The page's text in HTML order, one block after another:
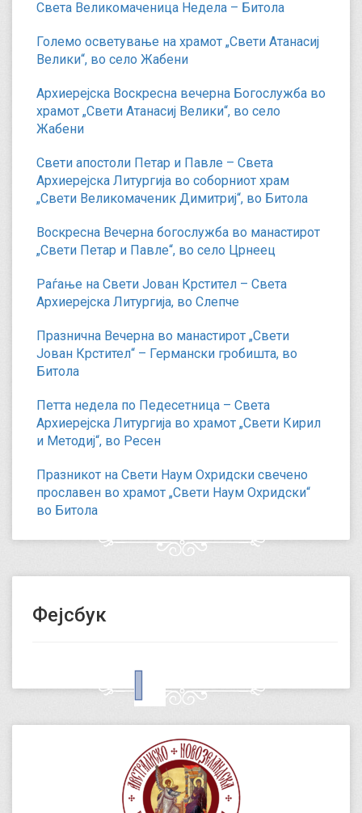
Света Великомаченица Недела – Битола
Големо осветување на храмот „Свети Атанасиј
Велики“, во село Жабени
Архиерејска Воскресна вечерна Богослужба во
храмот „Свети Атанасиј Велики“, во село
Жабени
Свети апостоли Петар и Павле – Света
Архиерејска Литургија во соборниот храм
„Свети Великомаченик Димитриј“, во Битола
Воскресна Вечерна богослужба во манастирот
„Свети Петар и Павле“, во село Црнеец
Раѓање на Свети Јован Крстител – Света
Архиерејска Литургија, во Слепче
Празнична Вечерна во манастирот „Свети
Јован Крстител“ – Германски гробишта, во
Битола
Петта недела по Педесетница – Света
Архиерејска Литургија во храмот „Свети Кирил
и Методиј“, во Ресен
Празникот на Свети Наум Охридски свечено
прославен во храмот „Свети Наум Охридски“
во Битола
Фејсбук